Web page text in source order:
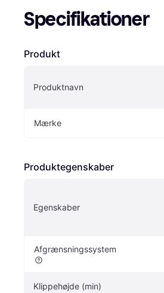
Specifikationer
Produkt
Produktnavn
Mærke
Produktegenskaber
Egenskaber
Afgrænsningssystem
Klippehøjde (min)